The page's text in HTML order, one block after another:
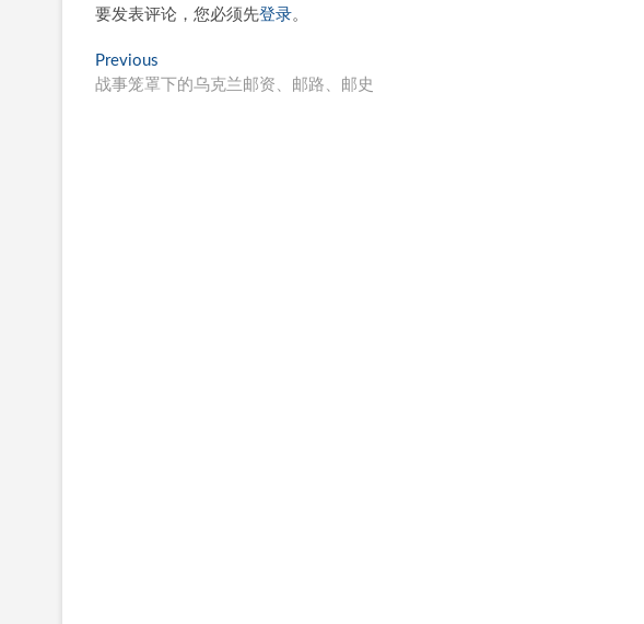
要发表评论，您必须先登录。
文
章
Previous
post:
战事笼罩下的乌克兰邮资、邮路、邮史